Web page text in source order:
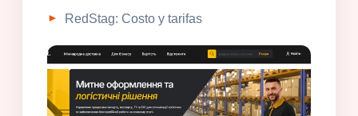
RedStag: Costo y tarifas